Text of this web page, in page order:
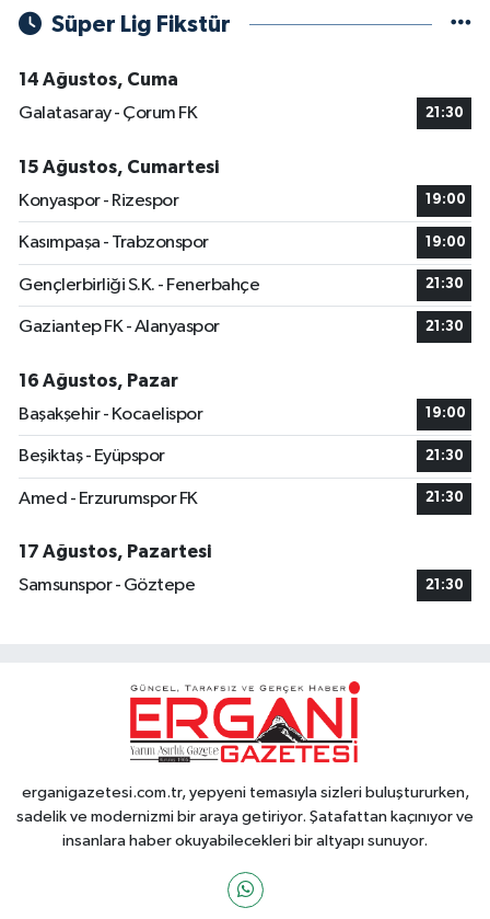
Süper Lig Fikstür
14 Ağustos, Cuma
Galatasaray - Çorum FK
21:30
15 Ağustos, Cumartesi
Konyaspor - Rizespor
19:00
Kasımpaşa - Trabzonspor 19:00
Gençlerbirliği S.K. - Fenerbahçe 21:30
Gaziantep FK - Alanyaspor 21:30
16 Ağustos, Pazar
Başakşehir - Kocaelispor
19:00
Beşiktaş - Eyüpspor 21:30
Amed - Erzurumspor FK 21:30
17 Ağustos, Pazartesi
Samsunspor - Göztepe
21:30
erganigazetesi.com.tr, yepyeni temasıyla sizleri buluştururken,
sadelik ve modernizmi bir araya getiriyor. Şatafattan kaçınıyor ve
insanlara haber okuyabilecekleri bir altyapı sunuyor.